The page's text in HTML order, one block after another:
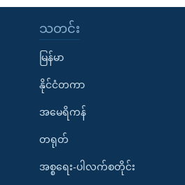
သတင်း
မြန်မာ
နိုင်ငံတကာ
အမေရိကန်
တရုတ်
အစ္စရေး-ပါလက်စတိုင်း